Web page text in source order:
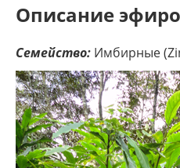
Описание
Семейство: Имбирные